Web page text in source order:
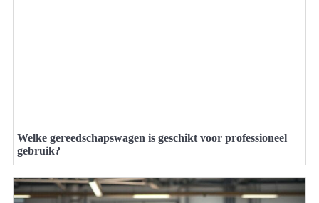
Welke gereedschapswagen is geschikt voor professioneel
gebruik?